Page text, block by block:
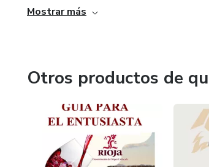
financieramente (Aún sigo en el
que todos queremos, que es tener una
Es importante detenernos y pensar un
herramientas y activos financieros que
Mostrar más
Otros productos de